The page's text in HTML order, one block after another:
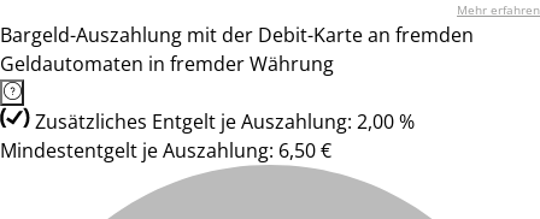
Mehr erfahren
Bargeld-Auszahlung mit der Debit-Karte an fremden
Geldautomaten in fremder Währung
Zusätzliches Entgelt je Auszahlung: 2,00 %
Mindestentgelt je Auszahlung: 6,50 €